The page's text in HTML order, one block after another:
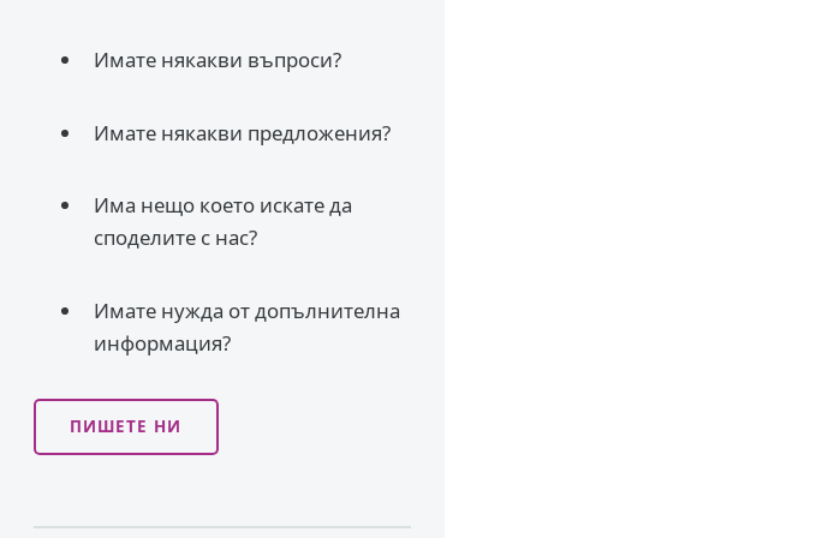
Имате някакви въпроси?
Имате някакви предложения?
Има нещо което искате да
споделите с нас?
Имате нужда от допълнителна
информация?
ПИШЕТЕ НИ